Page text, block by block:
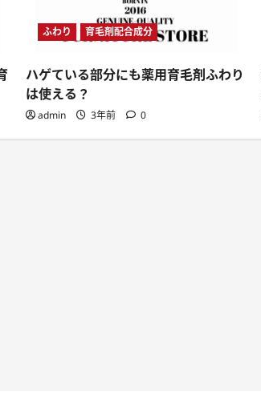
ふわり 育毛剤配合成分
ハゲている部分にも薬用育毛剤ふわり
は使える？
admin 3年前 0